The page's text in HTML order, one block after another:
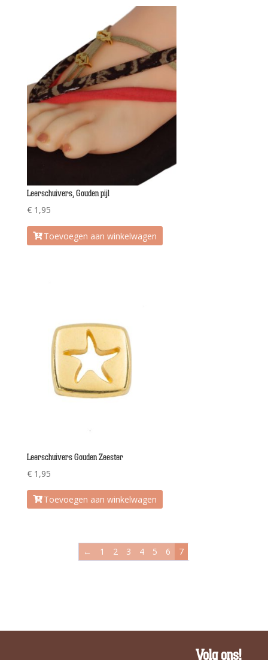
Leerschuivers, Gouden pijl
€1,95
Toevoegen aan winkelwagen
Leerschuivers Gouden Zeester
€1,95
Toevoegen aan winkelwagen
← 1 2 3 4 5 6 7